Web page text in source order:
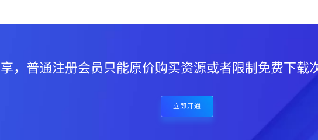
，普通注册会员只能原价购买资源或者限制免费下载
立即开通